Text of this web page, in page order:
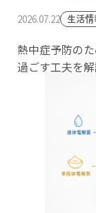
2026.07.22 生活情
熱中症予防の
過ごす工夫を